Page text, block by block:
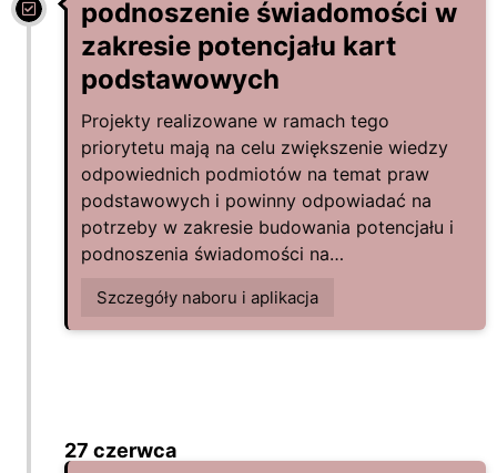
podnoszenie świadomości w
zakresie potencjału kart
podstawowych
Projekty realizowane w ramach tego
priorytetu mają na celu zwiększenie wiedzy
odpowiednich podmiotów na temat praw
podstawowych i powinny odpowiadać na
potrzeby w zakresie budowania potencjału i
podnoszenia świadomości na…
Szczegóły naboru i aplikacja
27 czerwca